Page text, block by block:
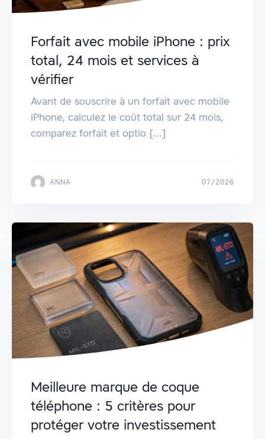
Forfait avec mobile iPhone : prix
total, 24 mois et services à
vérifier
Avant de souscrire à un forfait avec mobile
iPhone, calculez le coût total sur 24 mois,
comparez forfait et optio [...]
ANNA 07/2026
Meilleure marque de coque
téléphone : 5 critères pour
protéger votre investissement